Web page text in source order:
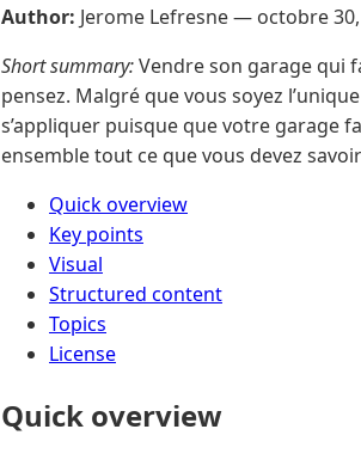
Author: Jerome Lefresne — octobre
Short summary:Vendre son garage qui
pensez. Malgré que vous soyez
s’appliquer puisque que votre garage
ensemble tout ce que vous devez
Quick overview
Key points
Visual
Structured content
Topics
License
Quick overview